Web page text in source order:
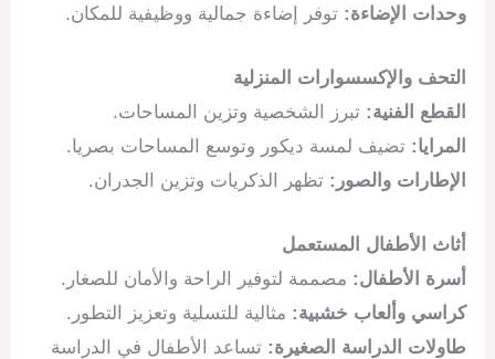
وحدات الإضاءة: توفر إضاءة جمالية ووظيفية للمكان.
التحف والإكسسوارات المنزلية
القطع الفنية: تبرز الشخصية وتزين المساحات.
المرايا: تضيف لمسة ديكور وتوسع المساحات بصريا.
الإطارات والصور: تظهر الذكريات وتزين الجدران.
أثاث الأطفال المستعمل
أسرة الأطفال: مصممة لتوفير الراحة والأمان للصغار.
كراسي وألعاب خشبية: مثالية للتسلية وتعزيز التطور.
طاولات الدراسة الصغيرة: تساعد الأطفال في الدراسة